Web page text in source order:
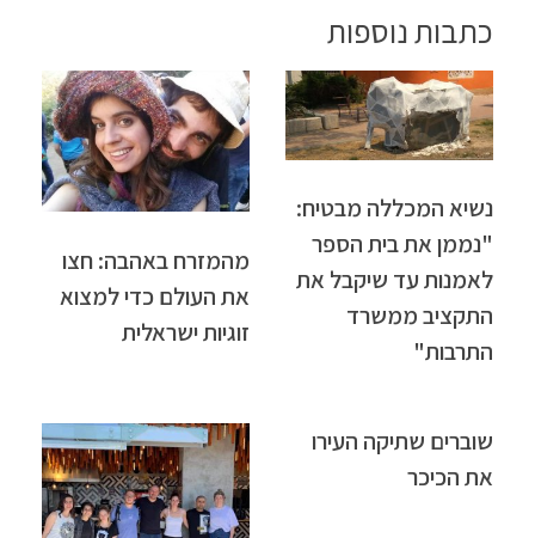
כתבות נוספות
נשיא המכללה מבטיח:
"נממן את בית הספר
לאמנות עד שיקבל את
התקציב ממשרד
התרבות"
מהמזרח באהבה: חצו
את העולם כדי למצוא
זוגיות ישראלית
שוברים שתיקה העירו
את הכיכר